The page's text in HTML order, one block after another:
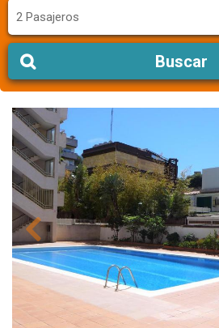
2 Pasajeros
Buscar